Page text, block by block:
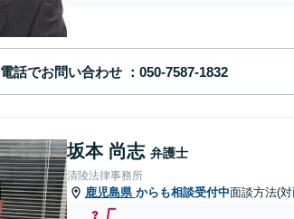
電話でお問い合わせ
坂本 尚志 弁護士
清陵法律事務所
鹿児島県 からも相談受付中面談方法(